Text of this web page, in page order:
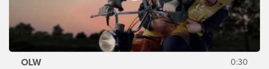
OLW 0:30